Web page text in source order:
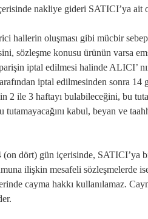
nakliye gideri SATICI’ya ait
hallerin oluşması gibi mücbir
sözleşme konusu ürünün varsa
iptal edilmesi halinde ALICI’
iptal edilmesinden sonra
2 ile 3 haftayı bulabileceğini, bu
kabul, beyan ve
dört) gün içerisinde, SATICI’ya
ilişkin mesafeli sözleşmelerde
cayma hakkı kullanılamaz.